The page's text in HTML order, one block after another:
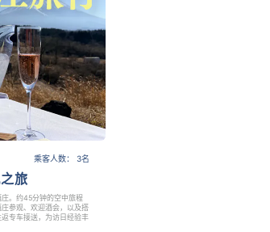
乘客人数： 3名
旅
。约45分钟的空中旅程
参观、欢迎酒会，以及搭
专车接送，为访日经验丰